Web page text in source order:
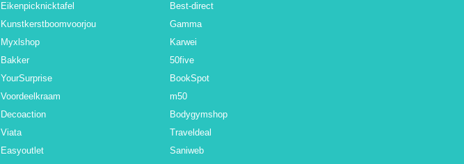
Eikenpicknicktafel
Kunstkerstboomvoorjou
Myxlshop
Bakker
YourSurprise
Voordeelkraam
Decoaction
Viata
Easyoutlet
Best-direct
Gamma
Karwei
50five
BookSpot
m50
Bodygymshop
Traveldeal
Saniweb